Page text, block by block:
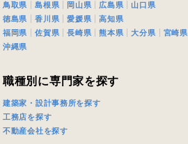
鳥取県
島根県 岡山県 広島県
山口県
徳島県
香川県 愛媛県
高知県
福岡県
佐賀県 長崎県 熊本県 大分県 宮崎県
沖縄県
職種別に専門家を探す
建築家・設計事務所を探す
工務店を探す
不動産会社を探す